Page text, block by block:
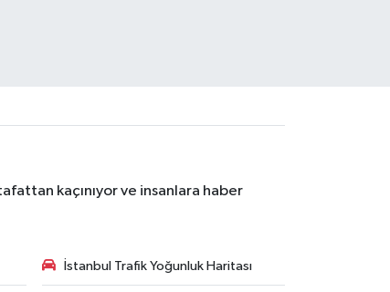
kaçınıyor ve insanlara haber
İstanbul Trafik Yoğunluk Haritası